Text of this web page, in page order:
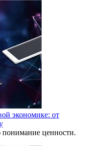
экономике: от
ценности.